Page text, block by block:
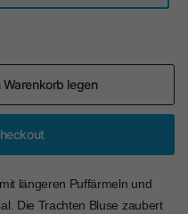
Warenkorb legen
längeren Puffärmeln und
Die Trachten Bluse zaubert